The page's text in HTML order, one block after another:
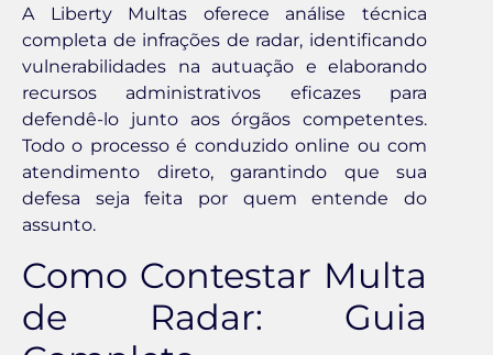
A Liberty Multas oferece análise técnica
completa de infrações de radar, identificando
vulnerabilidades na autuação e elaborando
recursos administrativos eficazes para
defendê-lo junto aos órgãos competentes.
Todo o processo é conduzido online ou com
atendimento direto, garantindo que sua
defesa seja feita por quem entende do
assunto.
Como Contestar Multa
de Radar: Guia